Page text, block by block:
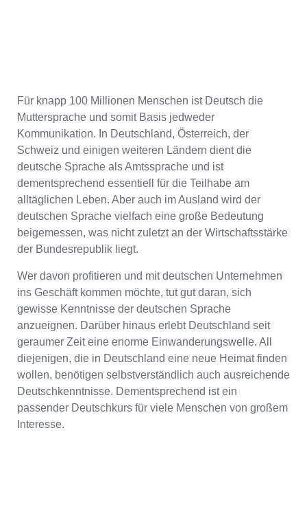
Für knapp 100 Millionen Menschen ist Deutsch die
Muttersprache und somit Basis jedweder
Kommunikation. In Deutschland, Österreich, der
Schweiz und einigen weiteren Ländern dient die
deutsche Sprache als Amtssprache und ist
dementsprechend essentiell für die Teilhabe am
alltäglichen Leben. Aber auch im Ausland wird der
deutschen Sprache vielfach eine große Bedeutung
beigemessen, was nicht zuletzt an der Wirtschaftsstärke
der Bundesrepublik liegt.
Wer davon profitieren und mit deutschen Unternehmen
ins Geschäft kommen möchte, tut gut daran, sich
gewisse Kenntnisse der deutschen Sprache
anzueignen. Darüber hinaus erlebt Deutschland seit
geraumer Zeit eine enorme Einwanderungswelle. All
diejenigen, die in Deutschland eine neue Heimat finden
wollen, benötigen selbstverständlich auch ausreichende
Deutschkenntnisse. Dementsprechend ist ein
passender Deutschkurs für viele Menschen von großem
Interesse.